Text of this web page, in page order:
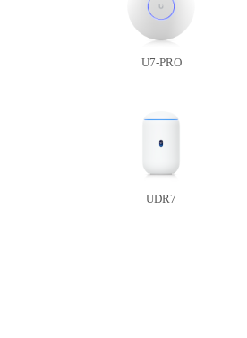
U7-PRO
UDR7